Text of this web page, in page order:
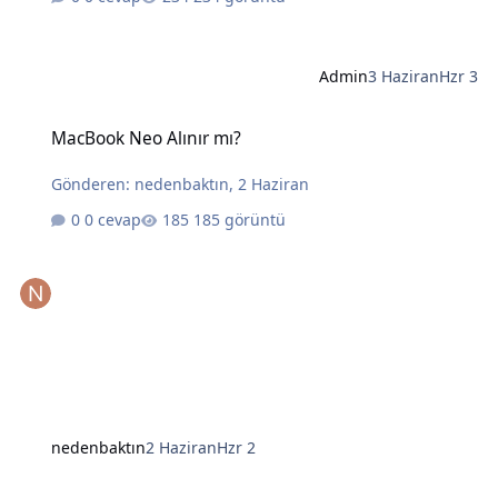
Admin3 HaziranHzr 3
MacBook Neo Alınır mı?
Gönderen: nedenbaktın,2 Haziran
0 cevap
185 görüntü
nedenbaktın2 HaziranHzr 2